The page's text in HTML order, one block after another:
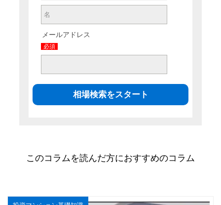
メールアドレス
必須
このコラムを読んだ方におすすめのコラム